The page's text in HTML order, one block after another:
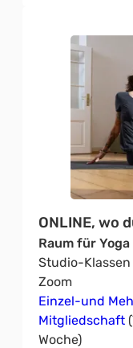
ONLINE, wo
Raum für
Studio-
Zoom
Einzel-und
Mitgliedschaft
Woche)